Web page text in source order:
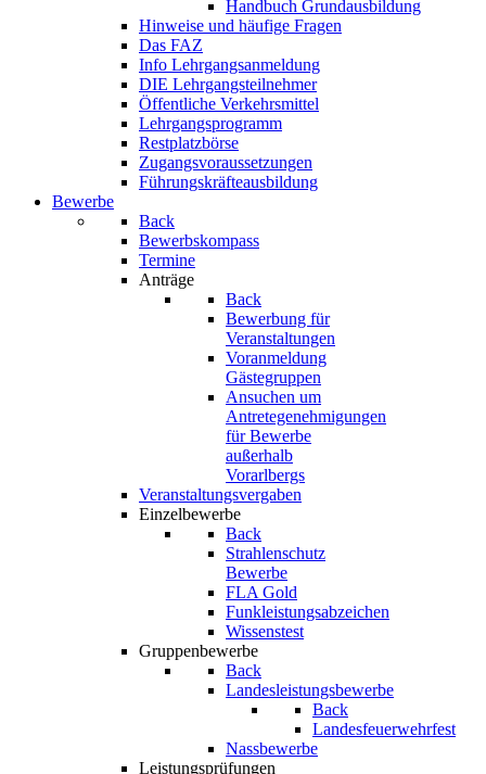
Handbuch Grundausbildung
Hinweise und häufige Fragen
Das FAZ
Info Lehrgangsanmeldung
DIE Lehrgangsteilnehmer
Öffentliche Verkehrsmittel
Lehrgangsprogramm
Restplatzbörse
Zugangsvoraussetzungen
Führungskräfteausbildung
Bewerbe
Back
Bewerbskompass
Termine
Anträge
Back
Bewerbung für
Veranstaltungen
Voranmeldung
Gästegruppen
Ansuchen um
Antretegenehmigungen
für Bewerbe
außerhalb
Vorarlbergs
Veranstaltungsvergaben
Einzelbewerbe
Back
Strahlenschutz
Bewerbe
FLA Gold
Funkleistungsabzeichen
Wissenstest
Gruppenbewerbe
Back
Landesleistungsbewerbe
Back
Landesfeuerwehrfest
Nassbewerbe
Leistungsprüfungen